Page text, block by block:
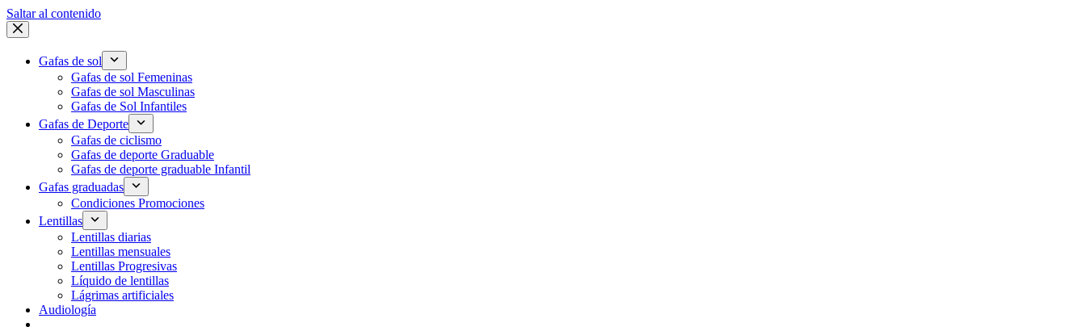
Saltar al contenido
Gafas de sol
Gafas de sol Femeninas
Gafas de sol Masculinas
Gafas de Sol Infantiles
Gafas de Deporte
Gafas de ciclismo
Gafas de deporte Graduable
Gafas de deporte graduable Infantil
Gafas graduadas
Condiciones Promociones
Lentillas
Lentillas diarias
Lentillas mensuales
Lentillas Progresivas
Líquido de lentillas
Lágrimas artificiales
Audiología